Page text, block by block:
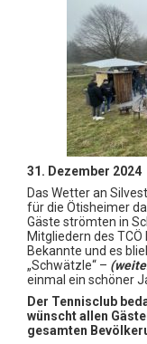
31. Dezember 2024
Das Wetter an
für die Ötisheimer
Gäste strömten in
Mitgliedern des
Bekannte und es
„Schwätzle“ –
einmal ein schöner
Der Tennisclub
wünscht allen
gesamten